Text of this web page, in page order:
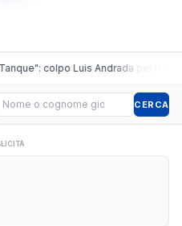
colpo Luis Andrada per il
Cerca giocatore CERCA